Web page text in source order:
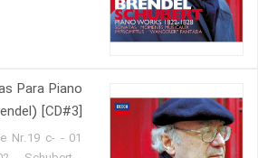
(Allegretto)
B minor, D.817
C minor, D. 915
Para Piano
[CD#3]
Nr.19 c-